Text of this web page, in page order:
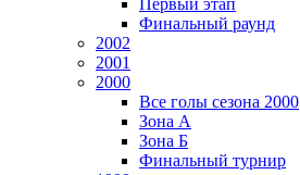
Первый этап
Финальный раунд
2002
2001
2000
Все голы сезона 2000
Зона А
Зона Б
Финальный турнир